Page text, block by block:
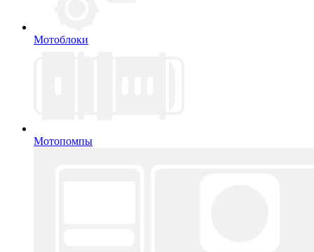
Мотоблоки
Мотопомпы